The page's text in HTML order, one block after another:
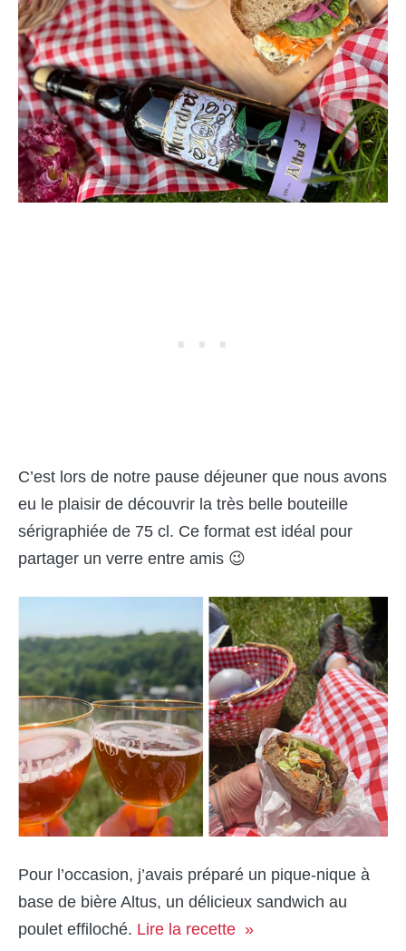
C’est lors de notre pause déjeuner que nous avons
eu le plaisir de découvrir la très belle bouteille
sérigraphiée de 75 cl. Ce format est idéal pour
partager un verre entre amis 😉
Pour l’occasion, j’avais préparé un pique-nique à
base de bière Altus, un délicieux sandwich au
poulet effiloché. Lire la recette »